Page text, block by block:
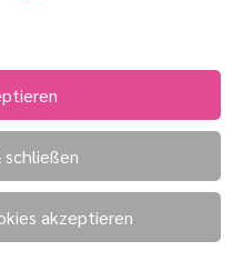
schließen
akzeptieren
Glaskörperabhebung/ -